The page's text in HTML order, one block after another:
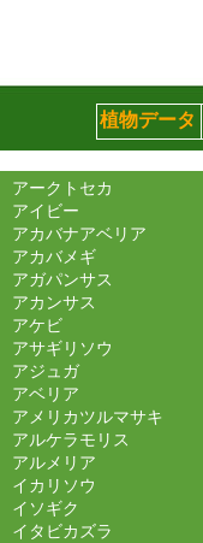
植物データ
アークトセカ
アイビー
アカバナアベリア
アカバメギ
アガパンサス
アカンサス
アケビ
アサギリソウ
アジュガ
アベリア
アメリカツルマサキ
アルケラモリス
アルメリア
イカリソウ
イソギク
イタビカズラ